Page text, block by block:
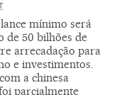
mínimo será
de 50 bilhões de
arrecadação para
e investimentos.
a chinesa
parcialmente